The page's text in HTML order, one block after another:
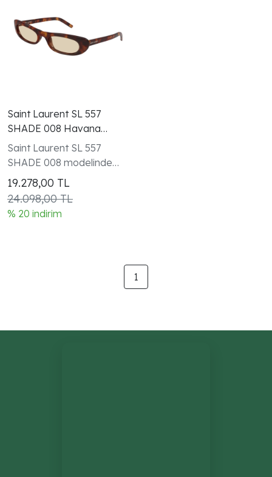
Saint Laurent SL 557
SHADE 008 Havana
Brown Kadın Güneş
Gözlüğü
Saint Laurent SL 557
SHADE 008 modelinde
havana asetat dar,
uzatılmış kedi gözü
çerçeve ve şeffaf tek
renk güneş camı
19.278,00 TL
24.098,00 TL
% 20 indirim
1